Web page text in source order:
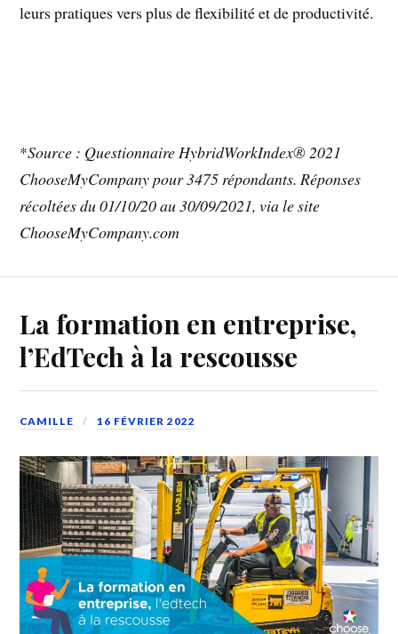
leurs pratiques vers plus de flexibilité et de productivité.
*Source : Questionnaire HybridWorkIndex® 2021
ChooseMyCompany pour 3475 répondants. Réponses
récoltées du 01/10/20 au 30/09/2021, via le site
ChooseMyCompany.com
La formation en entreprise,
l’EdTech à la rescousse
CAMILLE 16 FÉVRIER 2022